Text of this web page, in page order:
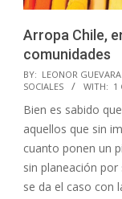
Arropa Chile,
comunidades
2015-
06-
03
BY: LEONOR GUEVARA
SOCIALES
WITH: 1
Bien es sabido
aquellos que sin
cuanto ponen un
sin planeación
se da el caso con